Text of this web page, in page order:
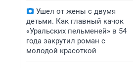
Ушел от жены с двумя
детьми. Как главный качок
«Уральских пельменей» в 54
года закрутил роман с
молодой красоткой